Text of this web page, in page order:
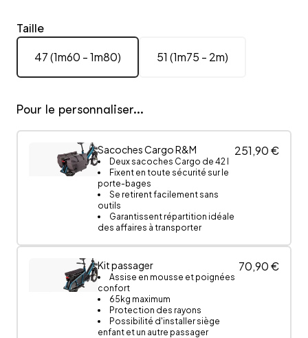
Taille
47 (1m60 - 1m80)
51 (1m75 - 2m)
Pour le personnaliser...
Sacoches Cargo R&M
Deux sacoches Cargo de 42 l
Fixent en toute sécurité sur le
porte-bages
Se retirent facilement sans
outils
Garantissent répartition idéale
des affaires à transporter
251,90 €
Kit passager
Assise en mousse et poignées
confort
65kg maximum
Protection des rayons
Possibilité d'installer siège
enfant et un autre passager
70,90 €